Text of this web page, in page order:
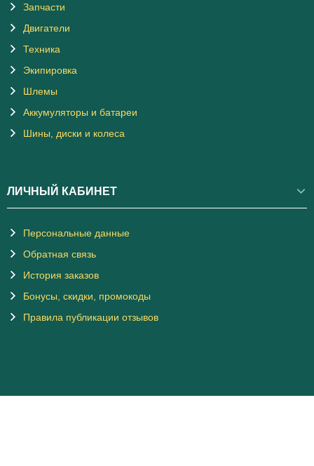
Запчасти
Двигатели
Техника
Экипировка
Шлемы
Аккумуляторы и батареи
Шины, диски и колеса
ЛИЧНЫЙ КАБИНЕТ
Персональные данные
Обратная связь
История заказов
Бонусы, скидки, промокоды
Правила публикации отзывов